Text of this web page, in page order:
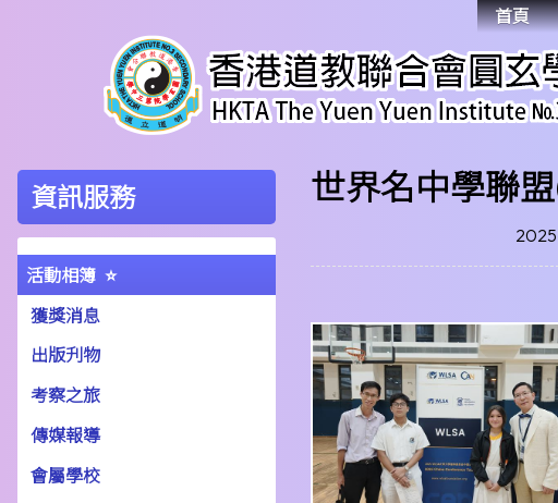
首頁
資訊服務
活動相簿
獲獎消息
出版刋物
考察之旅
傳媒報導
會屬學校
世界名中學聯